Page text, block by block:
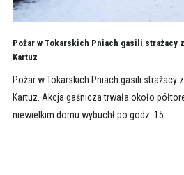
Pożar w Tokarskich Pniach gasili strażacy
Kartuz
Pożar w Tokarskich Pniach gasili strażacy
Kartuz. Akcja gaśnicza trwała około
niewielkim domu wybuchł po godz. 15.